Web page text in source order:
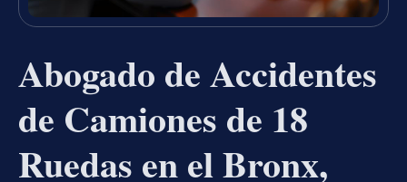
Abogado de Accidentes
de Camiones de 18
Ruedas en el Bronx,